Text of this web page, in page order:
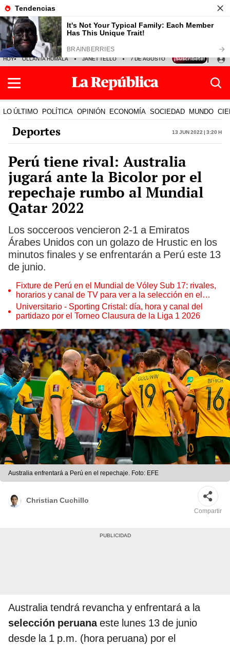
HOY OLLANTA HUMALA JANET TELLO 7 DE AGOSTO TINKA RESULTADOS
LO ÚLTIMO POLÍTICA OPINIÓN ECONOMÍA SOCIEDAD MUNDO
Deportes 13 Jun 2022 | 3:20 h
Perú tiene rival: Australia
jugará ante la Bicolor por el
repechaje rumbo al Mundial
Qatar 2022
Los socceroos vencieron 2-1 a Emiratos
Árabes Unidos con un golazo de Hrustic en los
minutos finales y se enfrentarán a Perú este 13
de junio.
Fixture de Perú en el Mundial de Vóley Sub 17: rivales,
horarios y canal de TV para ver a la selección en el
torneo
Universitario - Sporting Cristal: día, hora y canal del
partidazo por el Torneo Clausura de la Liga 1 2026
Australia enfrentará a Perú en el repechaje. Foto: EFE
Christian Cuchillo
Compartir
Australia tendrá revancha y enfrentará a la
selección peruanaeste lunes 13 de junio
desde la 1 p.m. (hora peruana) por el